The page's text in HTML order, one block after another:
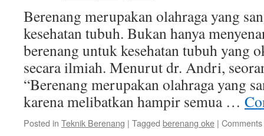
Berenang merupakan olahraga yang
kesehatan tubuh. Bukan hanya
berenang untuk kesehatan tubuh yang
secara ilmiah. Menurut dr. Andri,
“Berenang merupakan olahraga yang
karena melibatkan hampir semua …
Posted in Teknik Berenang | Tagged berenang oke |